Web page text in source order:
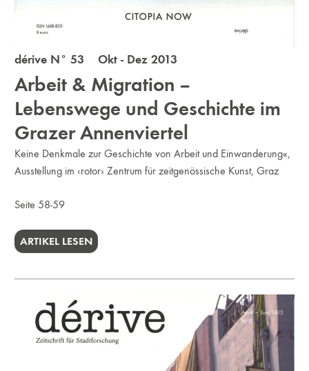
dérive N° 53 Okt - Dez 2013
Arbeit & Migration –
Lebenswege und Geschichte im
Grazer Annenviertel
Keine Denkmale zur Geschichte von Arbeit und Einwanderung«,
Ausstellung im ‹rotor› Zentrum für zeitgenössische Kunst, Graz
Seite 58-59
ARTIKEL LESEN